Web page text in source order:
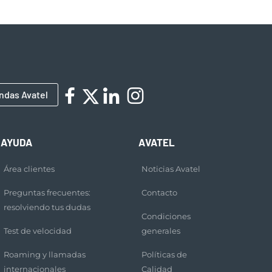
Avatel
AYUDA
Área clientes
Preguntas frecuentes:
resolviendo tus dudas
Test de velocidad
Roaming y llamadas
internacionales
AVATEL
Noticias Avatel
Contacto
Condiciones
generales
Políticas de
Calidad